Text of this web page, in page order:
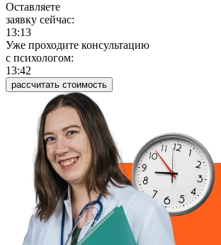
Оставляете
заявку сейчас:
13:13
Уже проходите консультацию
c психологом:
13:42
рассчитать стоимость